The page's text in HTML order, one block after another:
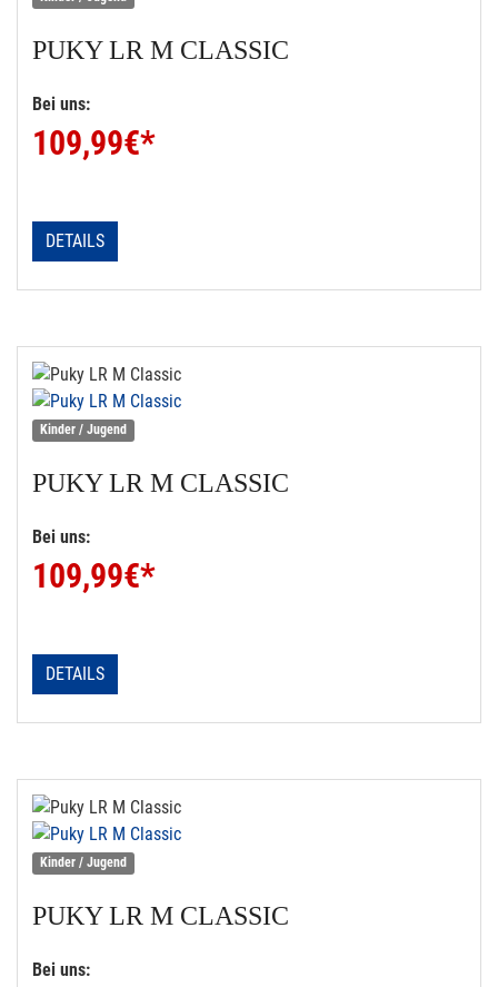
PUKYLR M CLASSIC
Bei uns:
109,99€*
DETAILS
Kinder / Jugend
PUKYLR M CLASSIC
Bei uns:
109,99€*
DETAILS
Kinder / Jugend
PUKYLR M CLASSIC
Bei uns: